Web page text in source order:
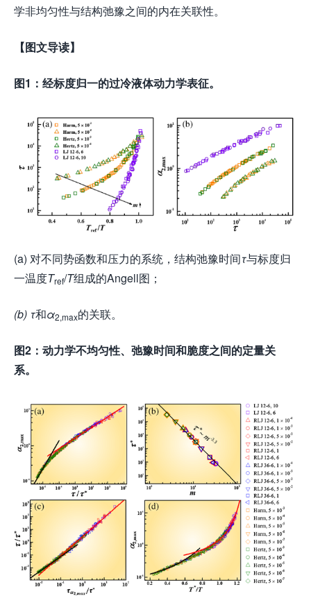
学非均匀性与结构弛豫之间的内在关联性。
【图文导读】
图1：经标度归一的过冷液体动力学表征。
(a) 对不同势函数和压力的系统，结构弛豫时间τ与标度归
一温度Tref/T组成的Angell图；
(b) τ和α2,max的关联。
图2：动力学不均匀性、弛豫时间和脆度之间的定量关
系。